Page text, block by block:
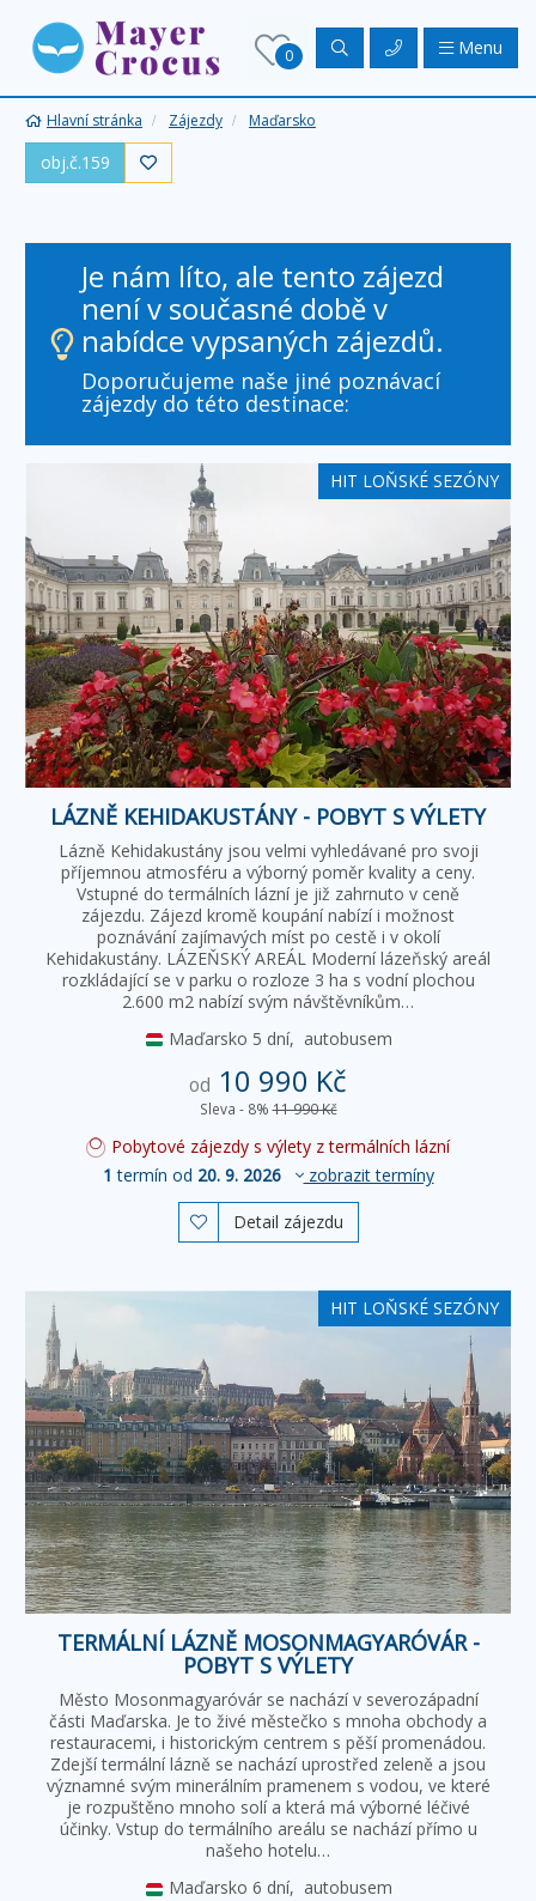
0 Menu
Hlavní stránka Zájezdy Maďarsko
obj.č.159 
Je nám líto, ale tento zájezd
není v současné době v
nabídce vypsaných zájezdů.
Doporučujeme naše jiné poznávací
zájezdy do této destinace:
HIT LOŇSKÉ SEZÓNY
LÁZNĚ KEHIDAKUSTÁNY - POBYT S VÝLETY
Lázně Kehidakustány jsou velmi vyhledávané pro svoji
příjemnou atmosféru a výborný poměr kvality a ceny.
Vstupné do termálních lázní je již zahrnuto v ceně
zájezdu. Zájezd kromě koupání nabízí i možnost
poznávání zajímavých míst po cestě i v okolí
Kehidakustány. LÁZEŇSKÝ AREÁL Moderní lázeňský areál
rozkládající se v parku o rozloze 3 ha s vodní plochou
2.600 m2 nabízí svým návštěvníkům…
Maďarsko 5 dní, autobusem
od 10 990 Kč
Sleva - 8% 11 990 Kč
Pobytové zájezdy s výlety z termálních lázní
1 termín od 20. 9. 2026 zobrazit termíny
 Detail zájezdu
HIT LOŇSKÉ SEZÓNY
TERMÁLNÍ LÁZNĚ MOSONMAGYARÓVÁR -
POBYT S VÝLETY
Město Mosonmagyaróvár se nachází v severozápadní
části Maďarska. Je to živé městečko s mnoha obchody a
restauracemi, i historickým centrem s pěší promenádou.
Zdejší termální lázně se nachází uprostřed zeleně a jsou
významné svým minerálním pramenem s vodou, ve které
je rozpuštěno mnoho solí a která má výborné léčivé
účinky. Vstup do termálního areálu se nachází přímo u
našeho hotelu…
Maďarsko 6 dní, autobusem